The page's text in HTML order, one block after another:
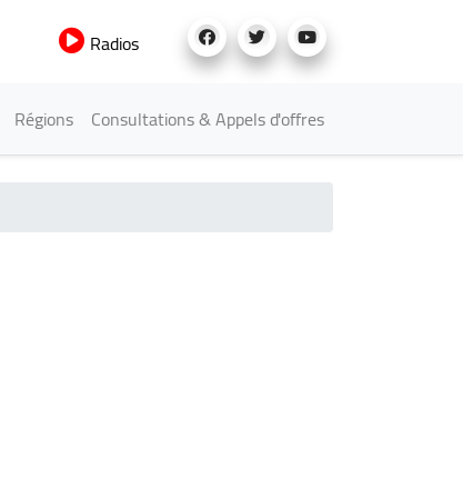
Radios
Régions Consultations & Appels d'offres